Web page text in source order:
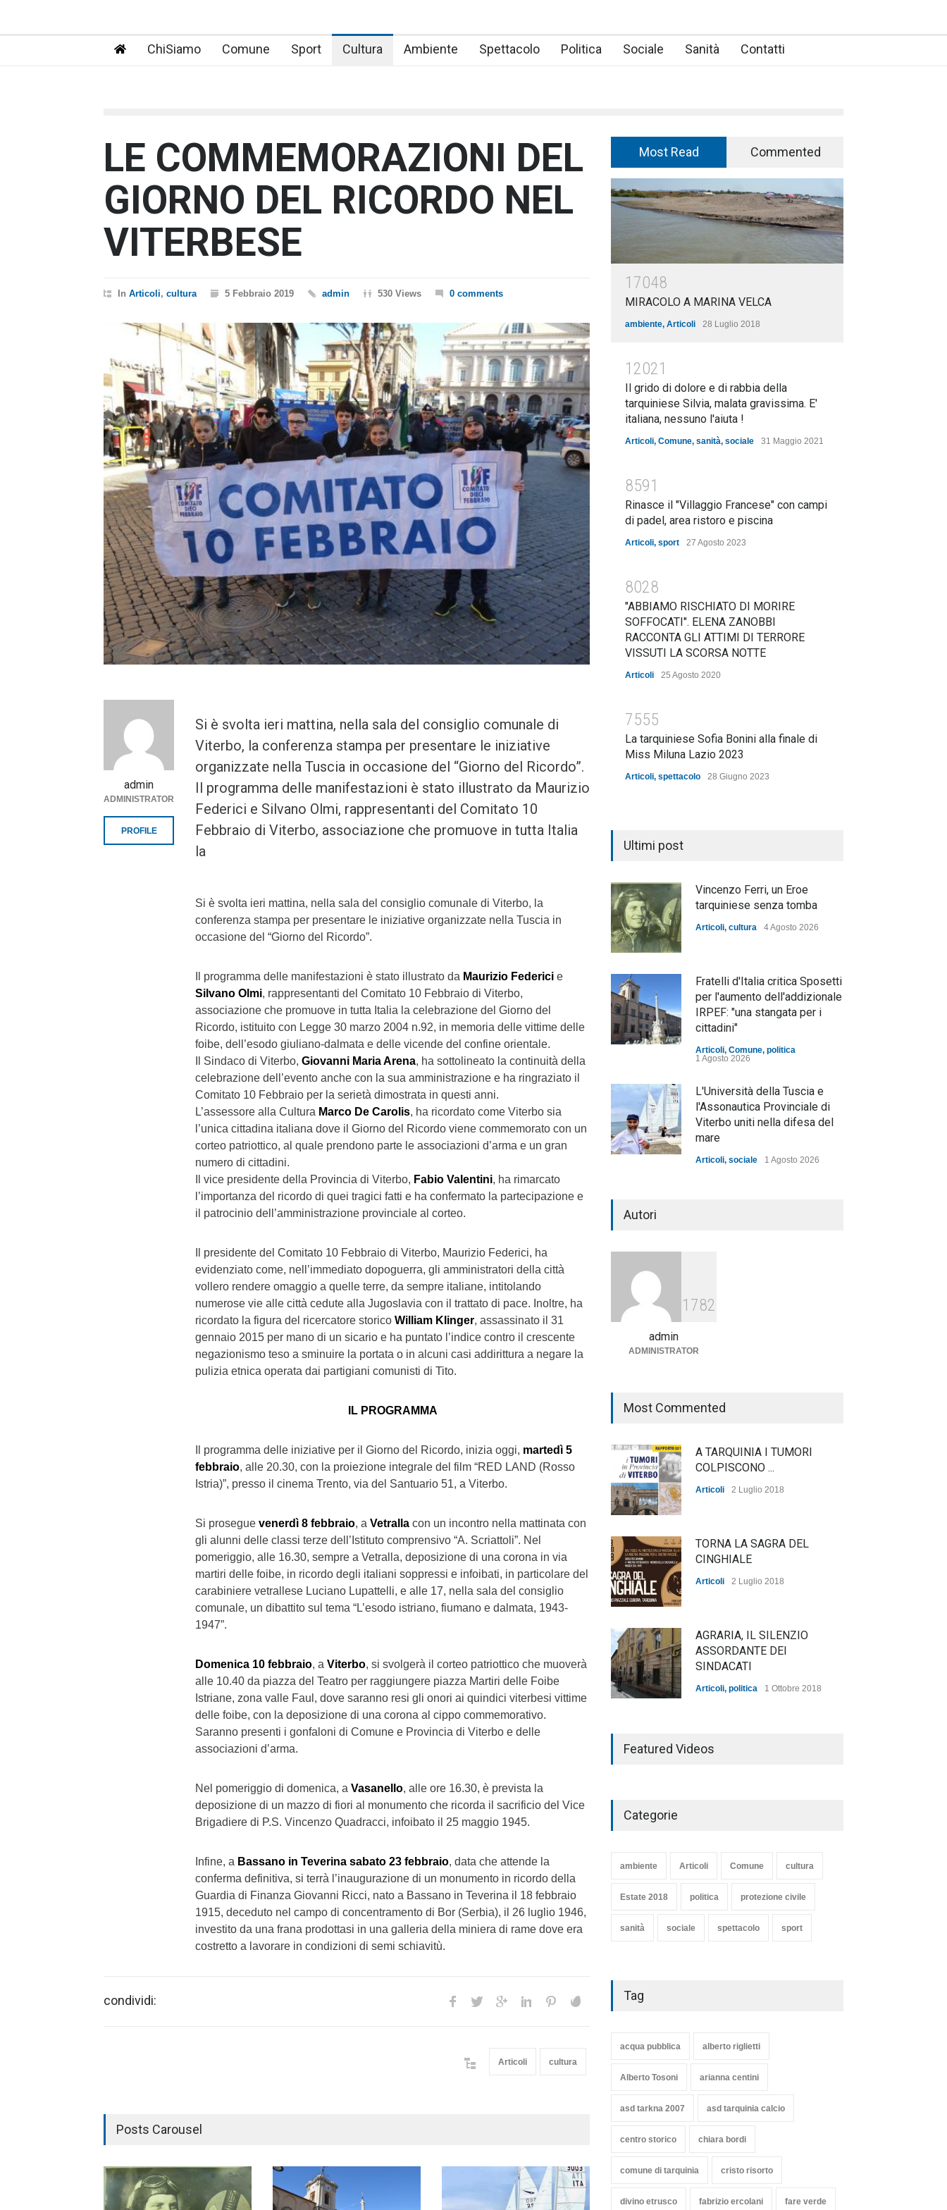
ChiSiamo Comune Sport Cultura Ambiente Spettacolo Politica Sociale Sanità Contatti
LE COMMEMORAZIONI DEL
GIORNO DEL RICORDO NEL
VITERBESE
In Articoli, cultura 5 Febbraio 2019 admin 530 Views 0 comments
Si è svolta ieri mattina, nella sala del consiglio comunale di
Viterbo, la conferenza stampa per presentare le iniziative
organizzate nella Tuscia in occasione del “Giorno del Ricordo”.
Il programma delle manifestazioni è stato illustrato da Maurizio
Federici e Silvano Olmi, rappresentanti del Comitato 10
Febbraio di Viterbo, associazione che promuove in tutta Italia
la
Si è svolta ieri mattina, nella sala del consiglio comunale di Viterbo, la
conferenza stampa per presentare le iniziative organizzate nella Tuscia in
occasione del “Giorno del Ricordo”.
Il programma delle manifestazioni è stato illustrato da Maurizio Federici e
Silvano Olmi, rappresentanti del Comitato 10 Febbraio di Viterbo,
associazione che promuove in tutta Italia la celebrazione del Giorno del
Ricordo, istituito con Legge 30 marzo 2004 n.92, in memoria delle vittime delle
foibe, dell’esodo giuliano-dalmata e delle vicende del confine orientale.
Il Sindaco di Viterbo, Giovanni Maria Arena, ha sottolineato la continuità della
celebrazione dell’evento anche con la sua amministrazione e ha ringraziato il
Comitato 10 Febbraio per la serietà dimostrata in questi anni.
L’assessore alla Cultura Marco De Carolis, ha ricordato come Viterbo sia
l’unica cittadina italiana dove il Giorno del Ricordo viene commemorato con un
corteo patriottico, al quale prendono parte le associazioni d’arma e un gran
numero di cittadini.
Il vice presidente della Provincia di Viterbo, Fabio Valentini, ha rimarcato
l’importanza del ricordo di quei tragici fatti e ha confermato la partecipazione e
il patrocinio dell’amministrazione provinciale al corteo.
Il presidente del Comitato 10 Febbraio di Viterbo, Maurizio Federici, ha
evidenziato come, nell’immediato dopoguerra, gli amministratori della città
vollero rendere omaggio a quelle terre, da sempre italiane, intitolando
numerose vie alle città cedute alla Jugoslavia con il trattato di pace. Inoltre, ha
ricordato la figura del ricercatore storico William Klinger, assassinato il 31
gennaio 2015 per mano di un sicario e ha puntato l’indice contro il crescente
negazionismo teso a sminuire la portata o in alcuni casi addirittura a negare la
pulizia etnica operata dai partigiani comunisti di Tito.
IL PROGRAMMA
Il programma delle iniziative per il Giorno del Ricordo, inizia oggi, martedì 5
febbraio, alle 20.30, con la proiezione integrale del film “RED LAND (Rosso
Istria)”, presso il cinema Trento, via del Santuario 51, a Viterbo.
Si prosegue venerdì 8 febbraio, a Vetralla con un incontro nella mattinata con
gli alunni delle classi terze dell’Istituto comprensivo “A. Scriattoli”. Nel
pomeriggio, alle 16.30, sempre a Vetralla, deposizione di una corona in via
martiri delle foibe, in ricordo degli italiani soppressi e infoibati, in particolare del
carabiniere vetrallese Luciano Lupattelli, e alle 17, nella sala del consiglio
comunale, un dibattito sul tema “L’esodo istriano, fiumano e dalmata, 1943-
1947”.
Domenica 10 febbraio, a Viterbo, si svolgerà il corteo patriottico che muoverà
alle 10.40 da piazza del Teatro per raggiungere piazza Martiri delle Foibe
Istriane, zona valle Faul, dove saranno resi gli onori ai quindici viterbesi vittime
delle foibe, con la deposizione di una corona al cippo commemorativo.
Saranno presenti i gonfaloni di Comune e Provincia di Viterbo e delle
associazioni d’arma.
Nel pomeriggio di domenica, a Vasanello, alle ore 16.30, è prevista la
deposizione di un mazzo di fiori al monumento che ricorda il sacrificio del Vice
Brigadiere di P.S. Vincenzo Quadracci, infoibato il 25 maggio 1945.
Infine, a Bassano in Teverina sabato 23 febbraio, data che attende la
conferma definitiva, si terrà l’inaugurazione di un monumento in ricordo della
Guardia di Finanza Giovanni Ricci, nato a Bassano in Teverina il 18 febbraio
1915, deceduto nel campo di concentramento di Bor (Serbia), il 26 luglio 1946,
investito da una frana prodottasi in una galleria della miniera di rame dove era
costretto a lavorare in condizioni di semi schiavitù.
admin
ADMINISTRATOR
PROFILE
condividi:
Articoli cultura
Posts Carousel
Most Read Commented
17048
MIRACOLO A MARINA VELCA
ambiente, Articoli 28 Luglio 2018
12021
Il grido di dolore e di rabbia della
tarquiniese Silvia, malata gravissima. E'
italiana, nessuno l'aiuta !
Articoli, Comune, sanità, sociale 31 Maggio 2021
8591
Rinasce il "Villaggio Francese" con campi
di padel, area ristoro e piscina
Articoli, sport 27 Agosto 2023
8028
"ABBIAMO RISCHIATO DI MORIRE
SOFFOCATI". ELENA ZANOBBI
RACCONTA GLI ATTIMI DI TERRORE
VISSUTI LA SCORSA NOTTE
Articoli 25 Agosto 2020
7555
La tarquiniese Sofia Bonini alla finale di
Miss Miluna Lazio 2023
Articoli, spettacolo 28 Giugno 2023
Ultimi post
Vincenzo Ferri, un Eroe
tarquiniese senza tomba
Articoli, cultura 4 Agosto 2026
Fratelli d'Italia critica Sposetti
per l'aumento dell'addizionale
IRPEF: "una stangata per i
cittadini"
Articoli, Comune, politica
1 Agosto 2026
L'Università della Tuscia e
l'Assonautica Provinciale di
Viterbo uniti nella difesa del
mare
Articoli, sociale 1 Agosto 2026
arrivano i pagamenti PAC, la
soddisfazione del Ministro
ambiente
Autori
1782
admin
ADMINISTRATOR
Most Commented
A TARQUINIA I TUMORI
COLPISCONO ...
Articoli 2 Luglio 2018
TORNA LA SAGRA DEL
CINGHIALE
Articoli 2 Luglio 2018
AGRARIA, IL SILENZIO
ASSORDANTE DEI
SINDACATI
Articoli, politica 1 Ottobre 2018
Articoli cultura 8 Maggio 2020
Featured Videos
Categorie
ambiente Articoli Comune cultura
Estate 2018 politica protezione civile
sanità sociale spettacolo sport
Tag
acqua pubblica alberto riglietti
Alberto Tosoni arianna centini
asd tarkna 2007 asd tarquinia calcio
centro storico chiara bordi
comune di tarquinia cristo risorto
divino etrusco fabrizio ercolani fare verde